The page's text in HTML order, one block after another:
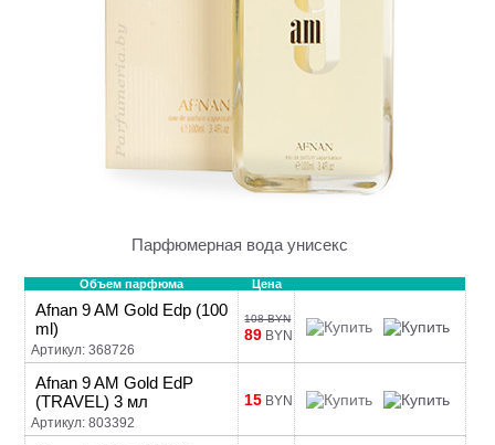
Парфюмерная вода унисекс
Объем парфюма Цена
Afnan 9 AM Gold Edp (100
ml)
Артикул: 368726
108 BYN
89 BYN
Afnan 9 AM Gold EdP
(TRAVEL) 3 мл
Артикул: 803392
15 BYN